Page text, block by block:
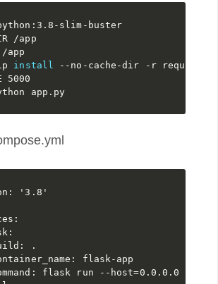
python:3.8-slim-buster
/app
/app
install
--no-cache-dir -r
5000
app.py
'3.8'
.
flask-app
flask run --host=0.0.0.0